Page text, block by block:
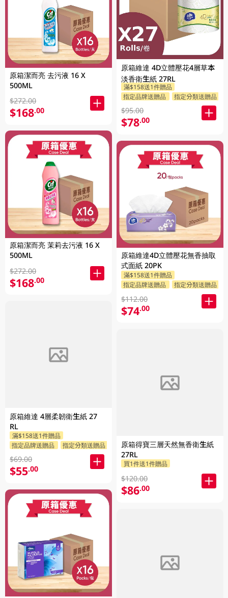
原箱潔而亮 去污液 16 X
500ML
$272.00
$168.00
原箱潔而亮 茉莉去污液 16 X
500ML
$272.00
$168.00
原箱維達 4層柔韌衛生紙 27
RL
滿$158送1件贈品
指定品牌送贈品
指定分類送贈品
$69.00
$55.00
原箱維達 4D立體壓花4層草本
淡香衛生紙 27RL
滿$158送1件贈品
指定品牌送贈品
指定分類送贈品
$95.00
$78.00
原箱維達4D立體壓花無香抽取
式面紙 20PK
滿$158送1件贈品
指定品牌送贈品
指定分類送贈品
$112.00
$74.00
原箱得寶三層天然無香衛生紙
27RL
買1件送1件贈品
$120.00
$86.00